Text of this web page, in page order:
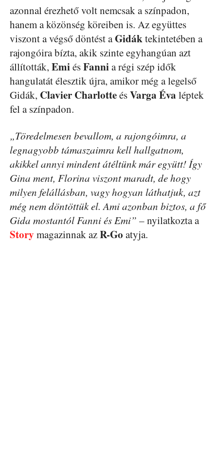
azonnal érezhető volt nemcsak a színpadon,
hanem a közönség köreiben is. Az együttes
viszont a végső döntést aGidáktekintetében a
rajongóira bízta, akik szinte egyhangúan azt
állították, EmiésFannia régi szép idők
hangulatát élesztik újra, amikor még a legelső
Gidák, Clavier CharlotteésVarga Éva léptek
fel a színpadon.
„Töredelmesen bevallom, a rajongóimra, a
legnagyobb támaszaimra kell hallgatnom,
akikkel annyi mindent átéltünk már együtt! Így
Gina ment, Florina viszont maradt, de hogy
milyen felállásban, vagy hogyan láthatjuk, azt
még nem döntöttük el. Ami azonban biztos, a fő
Gida mostantól Fanni és Emi” – nyilatkozta a
Story magazinnak azR-Go atyja.